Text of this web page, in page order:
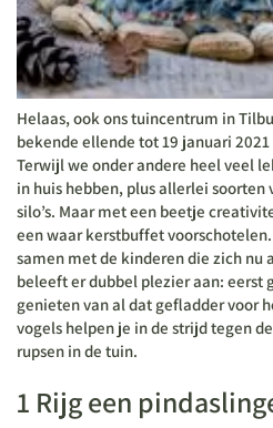
Helaas, ook ons tuincentrum in
bekende ellende tot 19 januari
Terwijl we onder andere heel veel
in huis hebben, plus allerlei soorten
silo’s. Maar met een beetje
een waar kerstbuffet
samen met de kinderen die zich nu
beleeft er dubbel plezier aan: eerst
genieten van al dat gefladder voor
vogels helpen je in de strijd tegen
rupsen in de tuin.
1 Rijg een